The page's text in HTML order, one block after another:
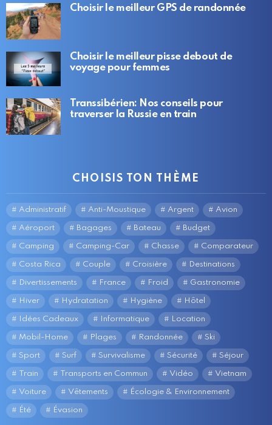
Choisir le meilleur GPS de randonnée
Choisir le meilleur pisse debout de
voyage pour femmes
Transsibérien: Nos conseils pour
traverser la Russie en train
CHOISIS TON THÈME
Administratif Anti-Moustique Argent Avion
Aéroport Bagages Bateau Budget
Camping Camping-Car Chasse Comparateur
Costa Rica Couple Croisière Destinations
Divertissements France Froid Gastronomie
Hiver Hydratation Hygiène Hôtel
Idées Cadeaux Informatique Location
Mobil-Home Plages Randonnée Ski
Sport Surf Survivalisme Sécurité Séjour
Train Transports en Commun Vidéo Vietnam
Voiture Vêtements Écologie & Environnement
Été Évasion